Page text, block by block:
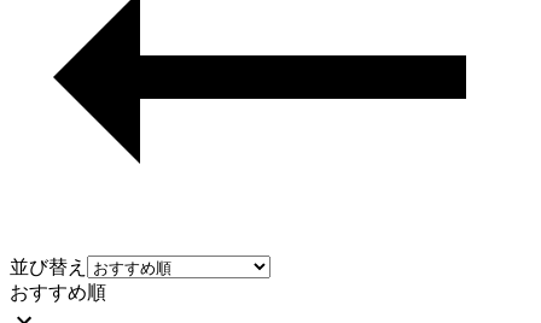
並び替え
おすすめ順